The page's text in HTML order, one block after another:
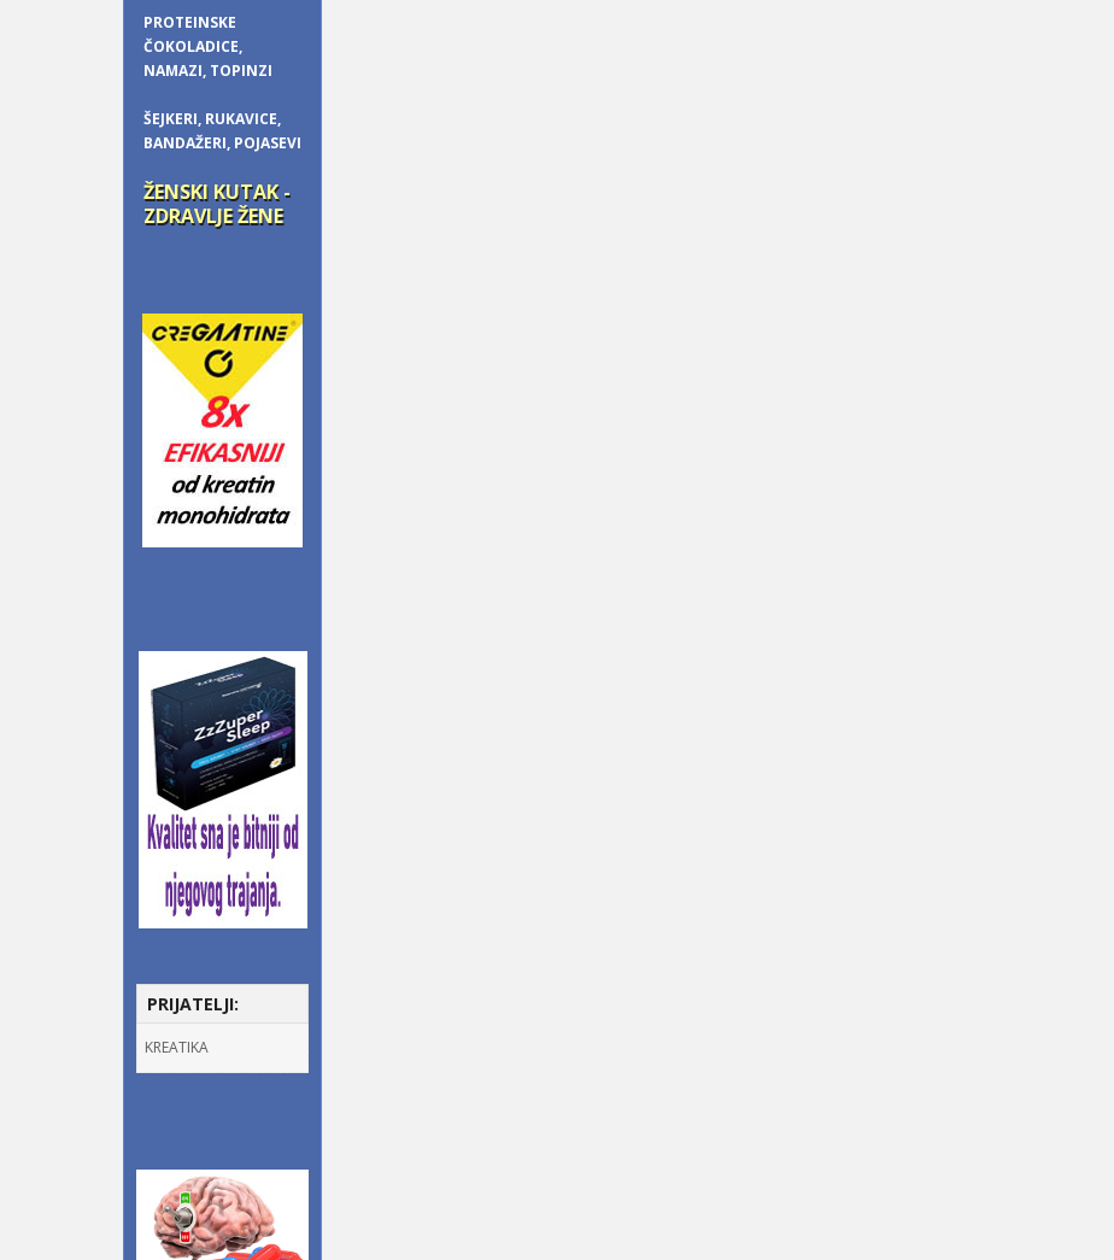
PROTEINSKE
ČOKOLADICE,
NAMAZI, TOPINZI
ŠEJKERI, RUKAVICE,
BANDAŽERI, POJASEVI
ŽENSKI KUTAK -
ZDRAVLJE ŽENE
PRIJATELJI:
KREATIKA